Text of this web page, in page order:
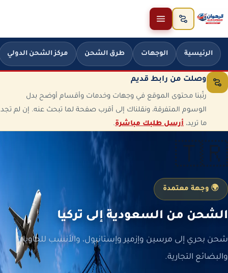
تخطَّ إلى المحتوى
الرئيسية الوجهات طرق الشحن مركز الشحن الدولي
وصلت من رابط قديم
رتّبنا محتوى الموقع في وجهات وخدمات وأقسام أوضح بدل
الوسوم المتفرقة، ونقلناك إلى أقرب صفحة لما تبحث عنه. إن لم تجد
ما تريد، أرسل طلبك مباشرة.
🇹🇷
🌍 وجهة معتمدة
الشحن من السعودية إلى تركيا
شحن بحري إلى مرسين وإزمير وإستانبول، والأنسب للحاويات
والبضائع التجارية.